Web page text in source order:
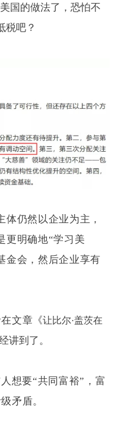
国的做法了，恐怕不
税吧？
仍然以企业为主，
更明确地“学习美
金会，然后企业享有
文章 《让比尔·盖茨在
讲到了。
想要“共同富裕”，富
矛盾。